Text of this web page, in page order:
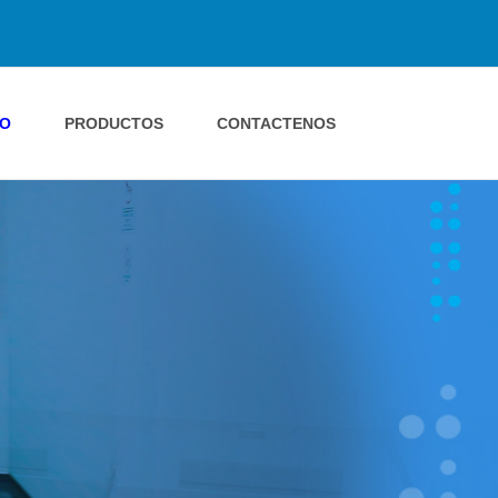
PRODUCTOS CONTACTENOS